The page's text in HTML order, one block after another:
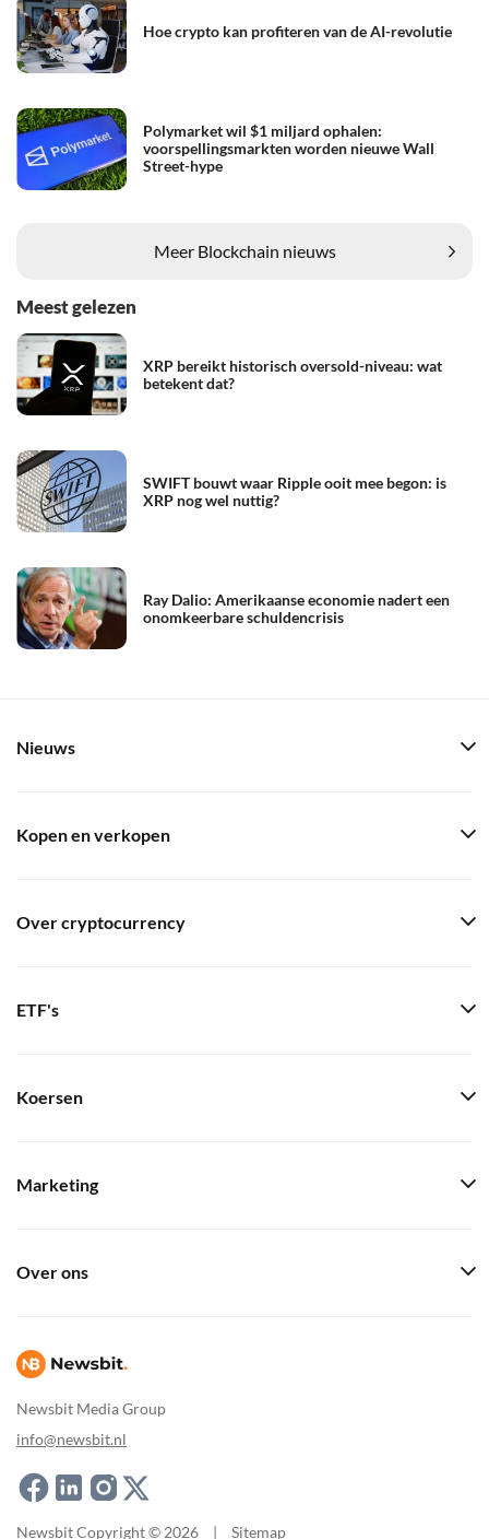
Hoe crypto kan profiteren van de AI-revolutie
Polymarket wil $1 miljard ophalen:
voorspellingsmarkten worden nieuwe Wall
Street-hype
Meer Blockchain nieuws
Meest gelezen
XRP bereikt historisch oversold-niveau: wat
betekent dat?
SWIFT bouwt waar Ripple ooit mee begon: is
XRP nog wel nuttig?
Ray Dalio: Amerikaanse economie nadert een
onomkeerbare schuldencrisis
Newsbit Media Group
info@newsbit.nl
Nieuws
Kopen en verkopen
Over cryptocurrency
ETF's
Koersen
Marketing
Over ons
Newsbit Copyright © 2026 | Sitemap